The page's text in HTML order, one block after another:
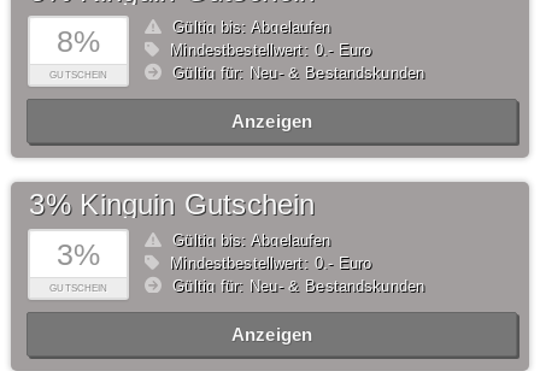
8%
GUTSCHEIN
Gültig bis: Abgelaufen
Mindestbestellwert: 0,- Euro
Gültig für: Neu- & Bestandskunden
Anzeigen
3%
GUTSCHEIN
3% Kinguin Gutschein
Gültig bis: Abgelaufen
Mindestbestellwert: 0,- Euro
Gültig für: Neu- & Bestandskunden
Anzeigen